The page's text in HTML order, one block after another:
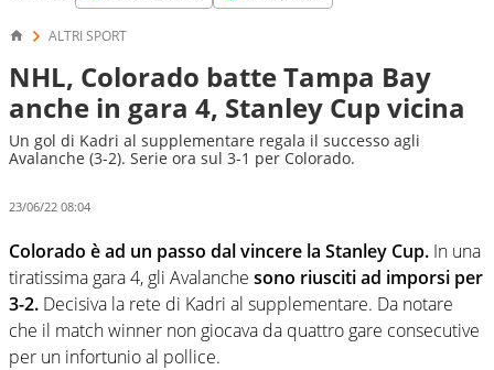
ALTRI SPORT
NHL, Colorado batte Tampa Bay
anche in gara 4, Stanley Cup vicina
Un gol di Kadri al supplementare regala il successo agli
Avalanche (3-2). Serie ora sul 3-1 per Colorado.
23/06/22 08:04
Colorado è ad un passo dal vincere la Stanley Cup. In una
tiratissima gara 4, gli Avalanche sono riusciti ad imporsi per
3-2. Decisiva la rete di Kadri al supplementare. Da notare
che il match winner non giocava da quattro gare consecutive
per un infortunio al pollice.